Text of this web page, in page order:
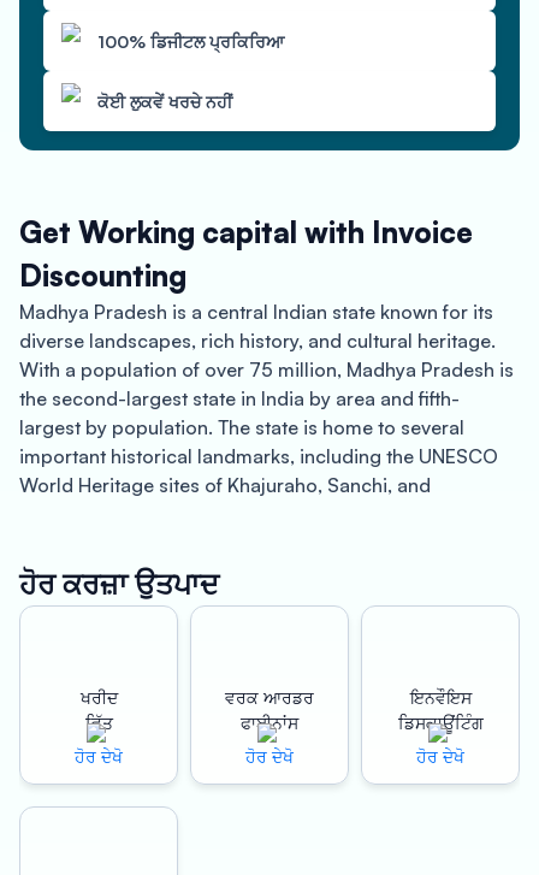
100% ਡਿਜੀਟਲ ਪ੍ਰਕਿਰਿਆ
ਕੋਈ ਲੁਕਵੇਂ ਖਰਚੇ ਨਹੀਂ
Get Working capital with Invoice
Discounting
Madhya Pradesh is a central Indian state known for its
diverse landscapes, rich history, and cultural heritage.
With a population of over 75 million, Madhya Pradesh is
the second-largest state in India by area and fifth-
largest by population. The state is home to several
important historical landmarks, including the UNESCO
World Heritage sites of Khajuraho, Sanchi, and
boundaries, including Bandhavgarh National Park,
Kanha National Park, and Pench Tiger Reserve.
Oxyzo is a leading invoice discounting company
operating in Madhya Pradesh, providing businesses with
quick and easy access to working capital. Invoice
discounting is a financing solution that allows
ਹੋਰ ਕਰਜ਼ਾ ਉਤਪਾਦ
ਖਰੀਦ
ਵਿੱਤ
ਹੋਰ ਦੇਖੋ
ਵਰਕ ਆਰਡਰ
ਫਾਈਨਾਂਸ
ਹੋਰ ਦੇਖੋ
ਇਨਵੌਇਸ
ਡਿਸਕਾਊਂਟਿੰਗ
ਹੋਰ ਦੇਖੋ